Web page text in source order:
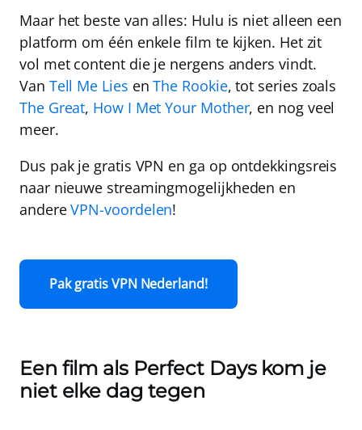
Maar het beste van alles: Hulu is niet alleen een
platform om één enkele film te kijken. Het zit
vol met content die je nergens anders vindt.
Van Tell Me Lies enThe Rookie, tot series zoals
The Great, How I Met Your Mother, en nog veel
meer.
Dus pak je gratis VPN en ga op ontdekkingsreis
naar nieuwe streamingmogelijkheden en
andereVPN-voordelen!
Pak gratis VPN Nederland!
Een film als Perfect Days kom je
niet elke dag tegen